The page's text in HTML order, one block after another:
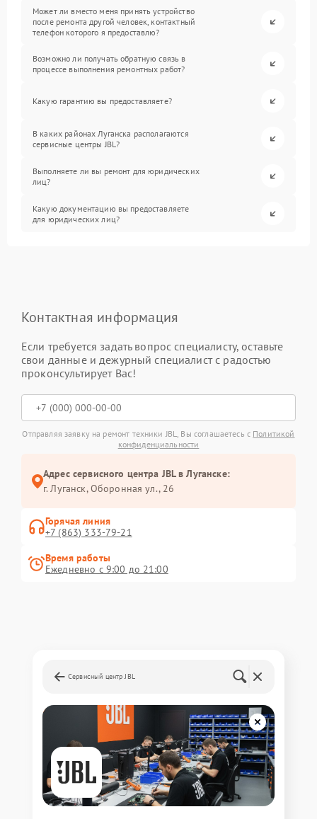
Может ли вместо меня принять устройство
после ремонта другой человек, контактный
телефон которого я предоставлю?
Возможно ли получать обратную связь в
процессе выполнения ремонтных работ?
Какую гарантию вы предоставляете?
В каких районах Луганска располагаются
сервисные центры JBL?
Выполняете ли вы ремонт для юридических
лиц?
Какую документацию вы предоставляете
для юридических лиц?
Контактная информация
Если требуется задать вопрос специалисту, оставьте
свои данные и дежурный специалист с радостью
проконсультирует Вас!
Отправляя заявку на ремонт техники JBL, Вы соглашаетесь с Политикой
конфиденциальности
Адрес сервисного центра JBL в Луганске:
г. Луганск, Оборонная ул., 26
Горячая линия
+7 (863) 333-79-21
Время работы
Ежедневно с 9:00 до 21:00
Сервисный центр JBL